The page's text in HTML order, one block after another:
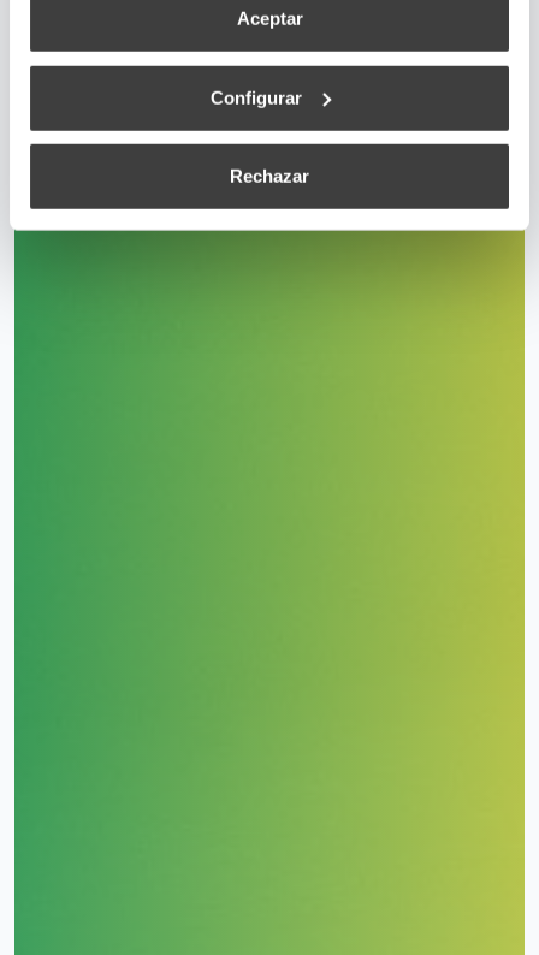
Aceptar
Configurar
Rechazar
ventilación. Sus datos no se cederán
solicitado.